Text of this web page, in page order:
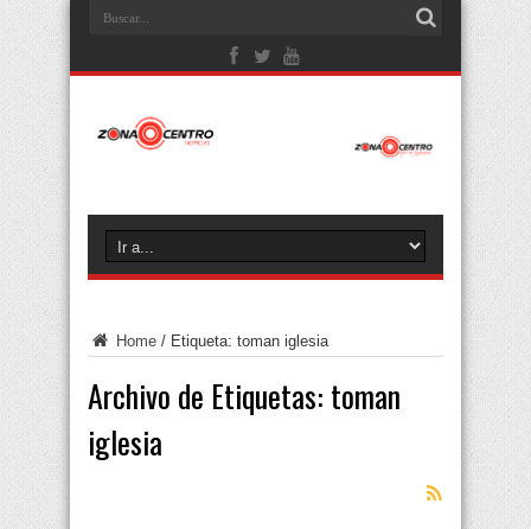
Home / Etiqueta: toman iglesia
Archivo de Etiquetas: toman
iglesia